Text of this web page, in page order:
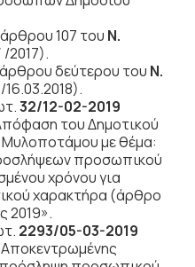
107 του Ν.
2017).
δεύτερου του Ν.
32/12-02-2019
του Δημοτικού
με θέμα:
προσωπικού
χρόνου για
χαρακτήρα (άρθρο
2019».
2293/05-03-2019
Αποκεντρωμένης